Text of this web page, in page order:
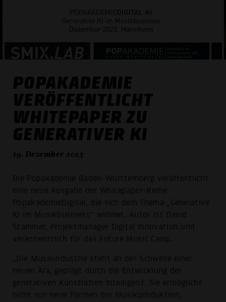
POPAKADEMIE
VERÖFFENTLICHT
WHITEPAPER ZU
GENERATIVER KI
19. Dezember 2023
Die Popakademie Baden-Württemberg veröffentlicht
eine neue Ausgabe der Whitepaper-Reihe
PopakademieDigital, die sich dem Thema „Generative
KI im Musikbusiness“ widmet. Autor ist David
Stammer, Projektmanager Digital Innovation und
verantwortlich für das Future Music Camp.
„Die Musikindustrie steht an der Schwelle einer
neuen Ära, geprägt durch die Entwicklung der
generativen Künstlichen Intelligenz. Sie ermöglicht
nicht nur neue Formen der Musikproduktion,